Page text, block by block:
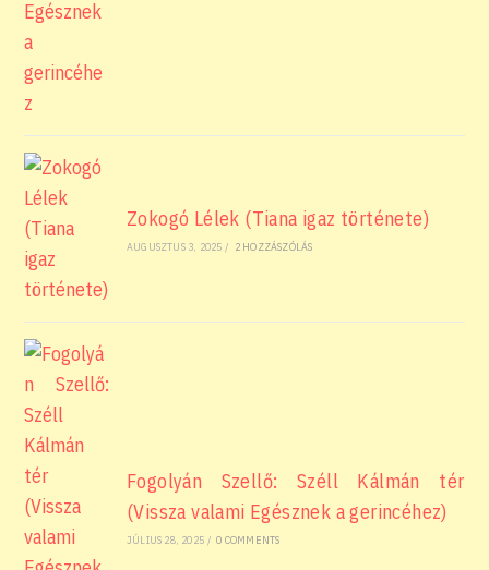
Zokogó Lélek (Tiana igaz története)
AUGUSZTUS 3, 2025 / 2 HOZZÁSZÓLÁS
Fogolyán Szellő: Széll Kálmán tér
(Vissza valami Egésznek a gerincéhez)
JÚLIUS 28, 2025 / 0 COMMENTS